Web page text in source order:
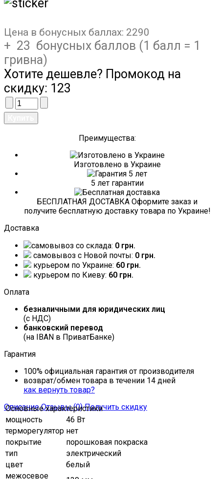
Цена в бонусных баллах: 2290
+ 23 бонусных баллов (1 балл = 1
гривна)
Хотите дешевле? Промокод на
скидку: 123
Преимущества:
Изготовлено в Украине
5 лет гарантии
БЕСПЛАТНАЯ ДОСТАВКА Оформите заказ и
получите бесплатную доставку товара по Украине!
Доставка
самовывоз со склада: 0 грн.
самовывоз c Новой почты: 0 грн.
курьером по Украине: 60 грн.
курьером по Киеву: 60 грн.
Оплата
безналичными для юридических лиц
(с НДС)
банковский перевод
(на IBAN в ПриватБанке)
Гарантия
100% официальная гарантия от производителя
возврат/обмен товара в течении 14 дней
как вернуть товар?
Описание Отзывы (0) Получить скидку
Основные характеристики
мощность
46 Вт
терморегулятор нет
покрытие
порошковая покраска
тип
электрический
цвет
белый
межосевое